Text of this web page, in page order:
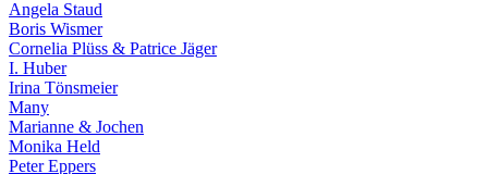
Angela Staud
Boris Wismer
Cornelia Plüss & Patrice Jäger
I. Huber
Irina Tönsmeier
Many
Marianne & Jochen
Monika Held
Peter Eppers